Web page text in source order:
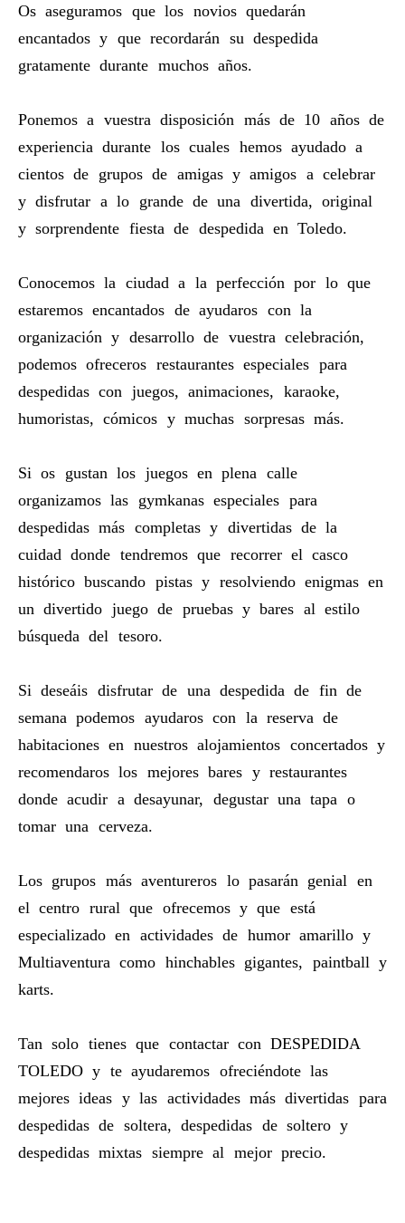
Os aseguramos que los novios quedarán
encantados y que recordarán su despedida
gratamente durante muchos años.
Ponemos a vuestra disposición más de 10 años de
experiencia durante los cuales hemos ayudado a
cientos de grupos de amigas y amigos a celebrar
y disfrutar a lo grande de una divertida, original
y sorprendente fiesta de despedida en Toledo.
Conocemos la ciudad a la perfección por lo que
estaremos encantados de ayudaros con la
organización y desarrollo de vuestra celebración,
podemos ofreceros restaurantes especiales para
despedidas con juegos, animaciones, karaoke,
humoristas, cómicos y muchas sorpresas más.
Si os gustan los juegos en plena calle
organizamos las gymkanas especiales para
despedidas más completas y divertidas de la
cuidad donde tendremos que recorrer el casco
histórico buscando pistas y resolviendo enigmas en
un divertido juego de pruebas y bares al estilo
búsqueda del tesoro.
Si deseáis disfrutar de una despedida de fin de
semana podemos ayudaros con la reserva de
habitaciones en nuestros alojamientos concertados y
recomendaros los mejores bares y restaurantes
donde acudir a desayunar, degustar una tapa o
tomar una cerveza.
Los grupos más aventureros lo pasarán genial en
el centro rural que ofrecemos y que está
especializado en actividades de humor amarillo y
Multiaventura como hinchables gigantes, paintball y
karts.
Tan solo tienes que contactar con DESPEDIDA
TOLEDO y te ayudaremos ofreciéndote las
mejores ideas y las actividades más divertidas para
despedidas de soltera, despedidas de soltero y
despedidas mixtas siempre al mejor precio.